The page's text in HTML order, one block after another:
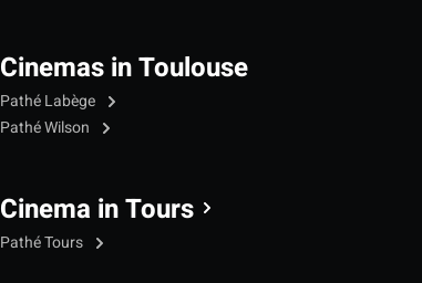
Cinemas in Toulouse
Pathé Labège
Pathé Wilson
Cinema in Tours
Pathé Tours